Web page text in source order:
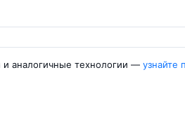
аналогичные технологии — узнайте